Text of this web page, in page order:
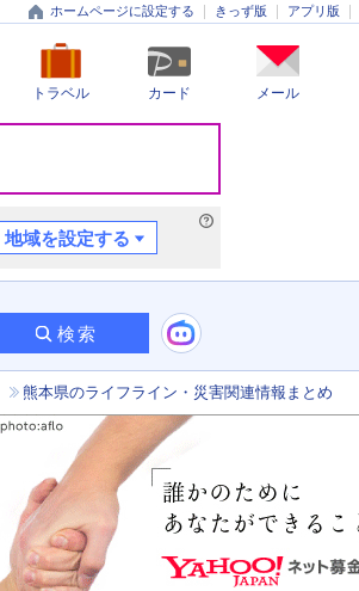
ホームページに設定する きっず版 アプリ版
トラベル カード メール
地域を設定する
検索
熊本県のライフライン・災害関連情報まとめ